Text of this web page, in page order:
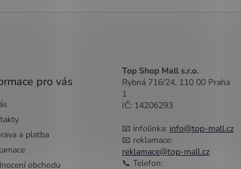
pro vás
a platba
obchodu
Top Shop Mall s.r.o.
Rybná 716/24, 110 00 Praha
1
IČ: 14206293
📧 infolinka: info@top-mall.cz
📧 reklamace:
reklamace@top-mall.cz
📞 Telefon: